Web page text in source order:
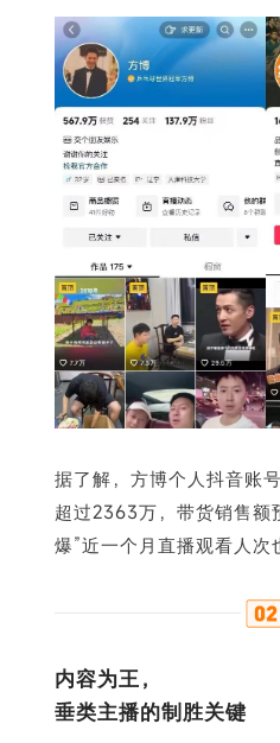
据了解，方博个人抖音账
超过2363万，带货销售额
爆”近一个月直播观看人次
内容为王，
垂类主播的制胜关键